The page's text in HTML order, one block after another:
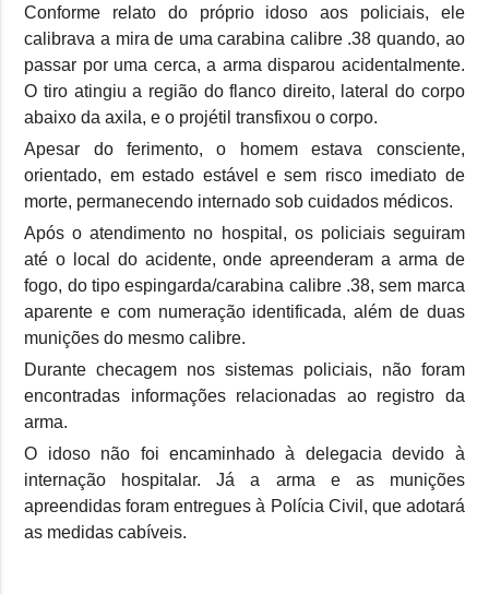
Conforme relato do próprio idoso aos policiais, ele
calibrava a mira de uma carabina calibre .38 quando, ao
passar por uma cerca, a arma disparou acidentalmente.
O tiro atingiu a região do flanco direito, lateral do corpo
abaixo da axila, e o projétil transfixou o corpo.
Apesar do ferimento, o homem estava consciente,
orientado, em estado estável e sem risco imediato de
morte, permanecendo internado sob cuidados médicos.
Após o atendimento no hospital, os policiais seguiram
até o local do acidente, onde apreenderam a arma de
fogo, do tipo espingarda/carabina calibre .38, sem marca
aparente e com numeração identificada, além de duas
munições do mesmo calibre.
Durante checagem nos sistemas policiais, não foram
encontradas informações relacionadas ao registro da
arma.
O idoso não foi encaminhado à delegacia devido à
internação hospitalar. Já a arma e as munições
apreendidas foram entregues à Polícia Civil, que adotará
as medidas cabíveis.